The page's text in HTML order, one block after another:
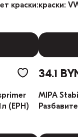
краски:краски:
(EPH)
34.1
MIPA